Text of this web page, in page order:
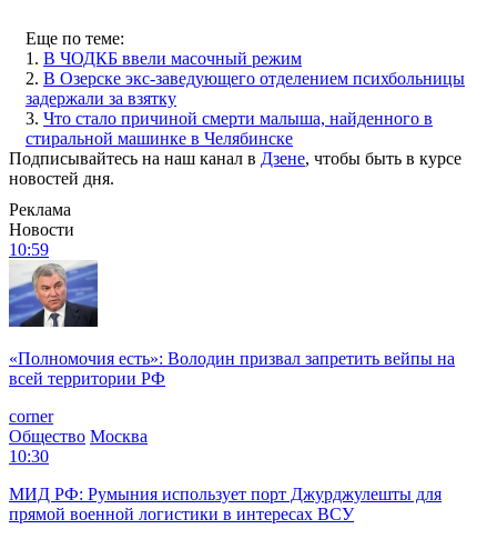
Еще по теме:
1. В ЧОДКБ ввели масочный режим
2. В Озерске экс-заведующего отделением психбольницы
задержали за взятку
3. Что стало причиной смерти малыша, найденного в
стиральной машинке в Челябинске
Подписывайтесь на наш канал в Дзене, чтобы быть в курсе
новостей дня.
Реклама
Новости
10:59
«Полномочия есть»: Володин призвал запретить вейпы на
всей территории РФ
corner
Общество Москва
10:30
МИД РФ: Румыния использует порт Джурджулешты для
прямой военной логистики в интересах ВСУ